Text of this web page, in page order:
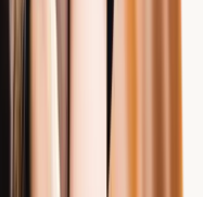
ist hier von
liegt in der
Headshaking beim